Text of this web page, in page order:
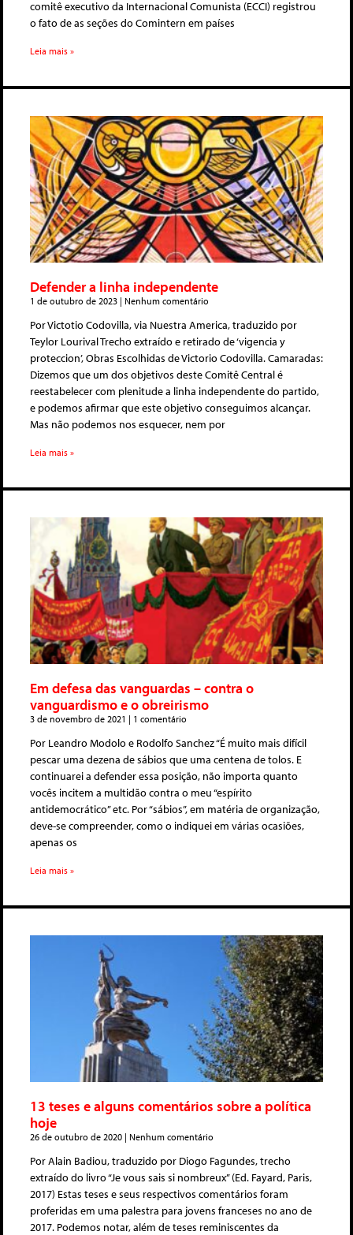
comitê executivo da Internacional Comunista (ECCI) registrou
o fato de as seções do Comintern em países
Leia mais »
Defender a linha independente
1 de outubro de 2023 Nenhum comentário
Por Victotio Codovilla, via Nuestra America, traduzido por
Teylor Lourival Trecho extraído e retirado de ‘vigencia y
proteccion’, Obras Escolhidas de Victorio Codovilla. Camaradas:
Dizemos que um dos objetivos deste Comitê Central é
reestabelecer com plenitude a linha independente do partido,
e podemos afirmar que este objetivo conseguimos alcançar.
Mas não podemos nos esquecer, nem por
Leia mais »
Em defesa das vanguardas – contra o
vanguardismo e o obreirismo
3 de novembro de 2021 1 comentário
Por Leandro Modolo e Rodolfo Sanchez “É muito mais difícil
pescar uma dezena de sábios que uma centena de tolos. E
continuarei a defender essa posição, não importa quanto
vocês incitem a multidão contra o meu “espírito
antidemocrático” etc. Por “sábios”, em matéria de organização,
deve-se compreender, como o indiquei em várias ocasiões,
apenas os
Leia mais »
13 teses e alguns comentários sobre a política
hoje
26 de outubro de 2020 Nenhum comentário
Por Alain Badiou, traduzido por Diogo Fagundes, trecho
extraído do livro “Je vous sais si nombreux” (Ed. Fayard, Paris,
2017) Estas teses e seus respectivos comentários foram
proferidas em uma palestra para jovens franceses no ano de
2017. Podemos notar, além de teses reminiscentes da